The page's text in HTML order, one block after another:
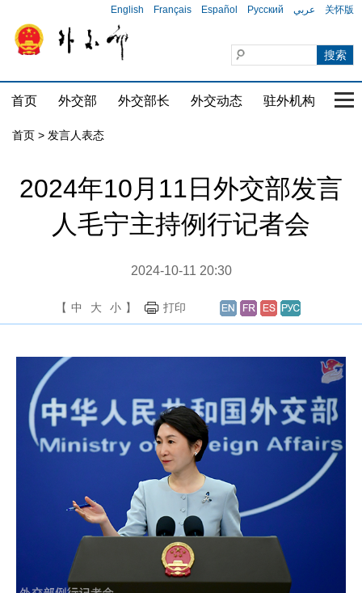
English Français Español Русский عربي 关怀版
首页 外交部 外交部长 外交动态 驻外机构 国
首页 > 发言人表态
2024年10月11日外交部发言
人毛宁主持例行记者会
2024-10-11 20:30
【 中 大 小 】 打印